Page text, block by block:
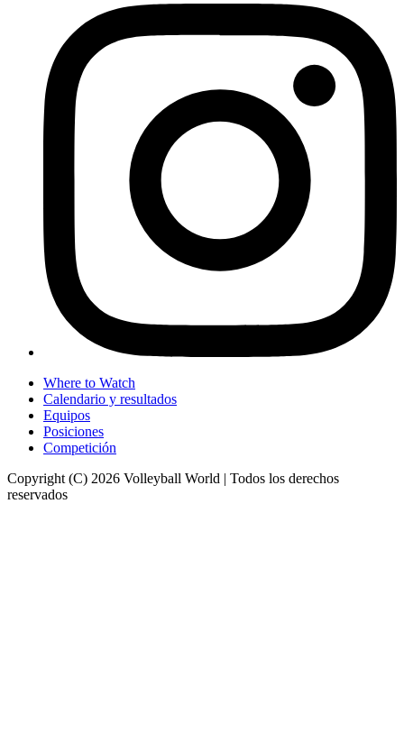
Where to Watch
Calendario y resultados
Equipos
Posiciones
Competición
Copyright (C) 2026 Volleyball World | Todos los derechos
reservados